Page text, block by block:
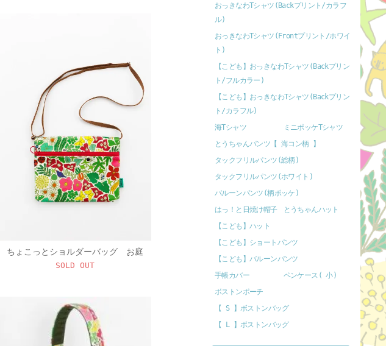
ちょこっとショルダーバッグ お庭
SOLD OUT
おっきなわTシャツ(Backプリント/カラフ
ル)
おっきなわTシャツ(Frontプリント/ホワイ
ト)
【こども】おっきなわTシャツ(Backプリン
ト/フルカラー)
【こども】おっきなわTシャツ(Backプリン
ト/カラフル)
海Tシャツ
ミニポッケTシャツ
とうちゃんパンツ【 海コン柄 】
タックフリルパンツ(総柄)
タックフリルパンツ(ホワイト)
バルーンパンツ(柄ポッケ)
はっ！と日焼け帽子
とうちゃんハット
【こども】ハット
【こども】ショートパンツ
【こども】バルーンパンツ
手帳カバー
ペンケース( 小)
ボストンポーチ
【 S 】ボストンバッグ
【 L 】ボストンバッグ